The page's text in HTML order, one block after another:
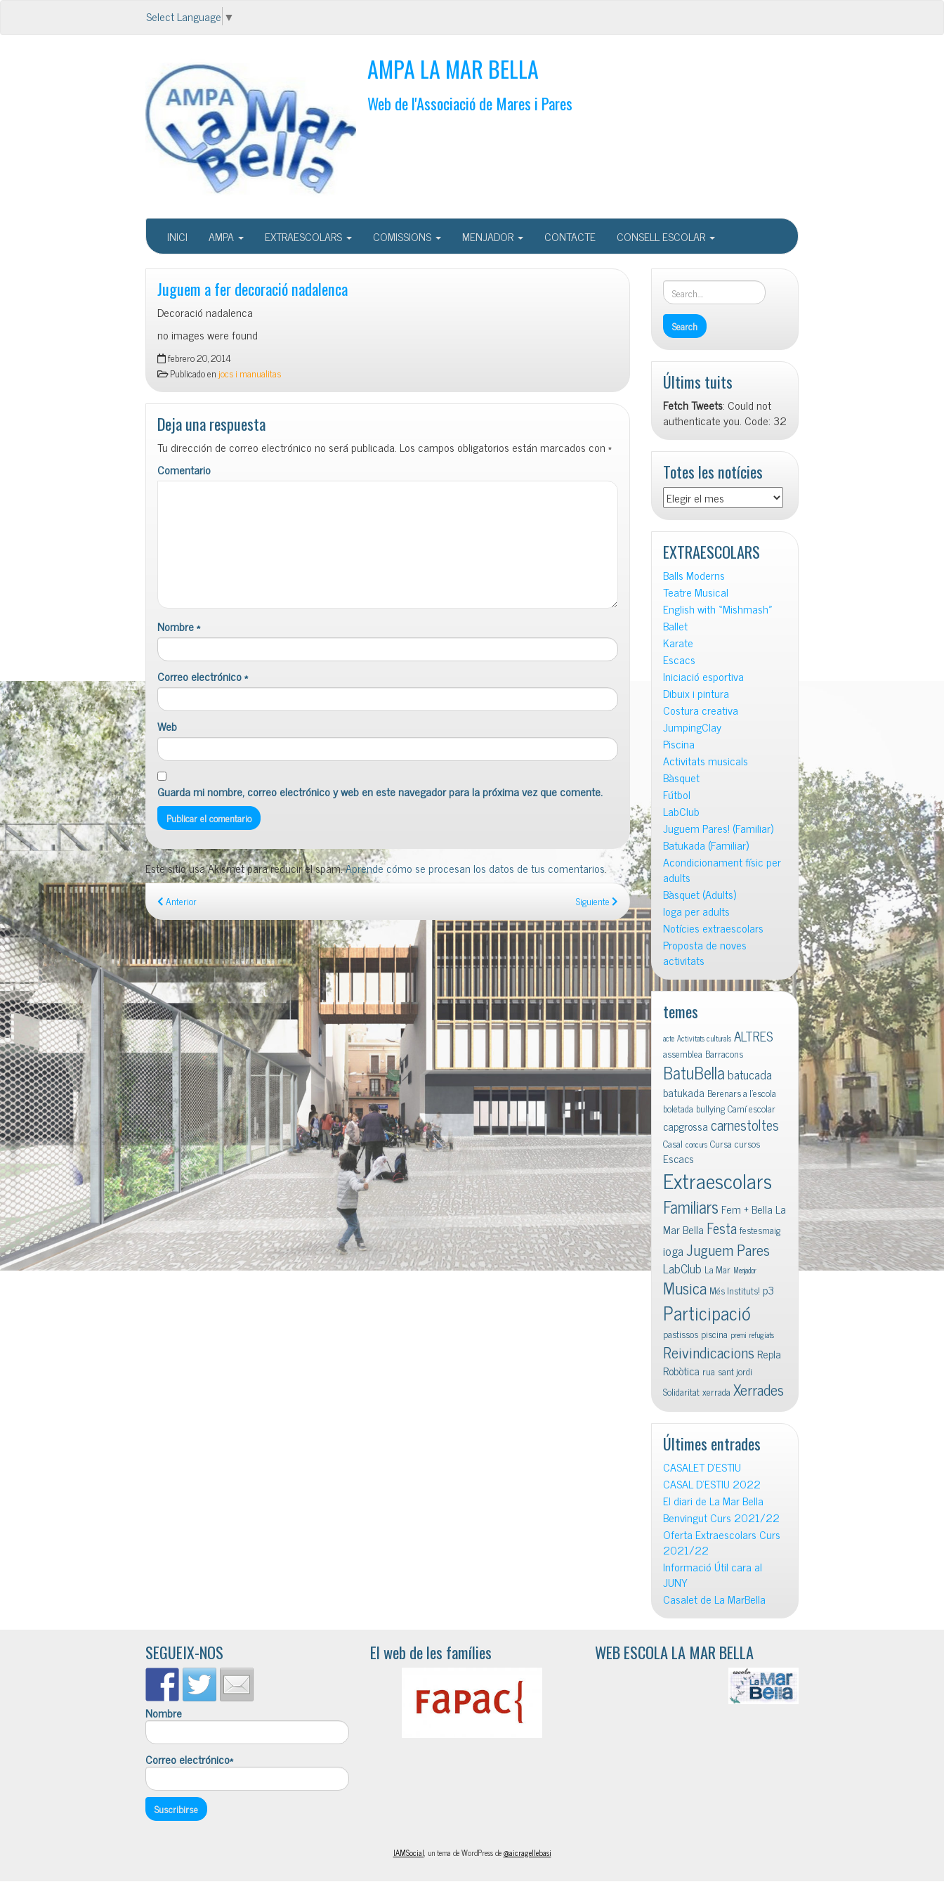
Select Language ▼
AMPA LA MAR BELLA
Web de l'Associació de Mares i Pares
INICI AMPA EXTRAESCOLARS COMISSIONS MENJADOR CONTACTE CONSELL ESCOLAR
Juguem a fer decoració nadalenca
Decoració nadalenca
no images were found
febrero 20, 2014
Publicado en jocs i manualitas
Deja una respuesta
Tu dirección de correo electrónico no será publicada. Los campos obligatorios están marcados con*
Comentario
Nombre*
Correo electrónico*
Web
Guarda mi nombre, correo electrónico y web en este navegador para la próxima vez que comente.
Este sitio usa Akismet para reducir el spam.Aprende cómo se procesan los datos de tus comentarios.
Anterior Siguiente
Últims tuits
Fetch Tweets: Could not
authenticate you. Code: 32
Totes les notícies
Totes
les
notícies
EXTRAESCOLARS
Balls Moderns
Teatre Musical
English with «Mishmash»
Ballet
Karate
Escacs
Iniciació esportiva
Dibuix i pintura
Costura creativa
JumpingClay
Piscina
Activitats musicals
Bàsquet
Fútbol
LabClub
Juguem Pares! (Familiar)
Batukada (Familiar)
Acondicionament físic per
adults
Bàsquet (Adults)
Ioga per adults
Notícies extraescolars
Proposta de noves
activitats
temes
acte Activitats culturals ALTRES
assemblea Barracons
BatuBellabatucada
batukada Berenars a l'escola
boletada bullyingCamí escolar
capgrossacarnestoltes
Casal concurs Cursa cursos
Escacs
Extraescolars
Familiars Fem + Bella La
Mar Bella Festafestesmaig
iogaJuguem Pares
LabClub La Mar Menjador
Musica Més Instituts! p3
Participació
pastissos piscina premi refugiats
Reivindicacions Repla
Robòtica rua sant jordi
Solidaritatxerrada Xerrades
Últimes entrades
CASALET D’ESTIU
CASAL D’ESTIU 2022
El diari de La Mar Bella
Benvingut Curs 2021/22
Oferta Extraescolars Curs
2021/22
Informació Útil cara al
JUNY
Casalet de La MarBella
SEGUEIX-NOS
Nombre
Correo electrónico*
El web de les famílies WEB ESCOLA LA MAR BELLA
IAMSocial, un tema de WordPress de@aicragellebasi